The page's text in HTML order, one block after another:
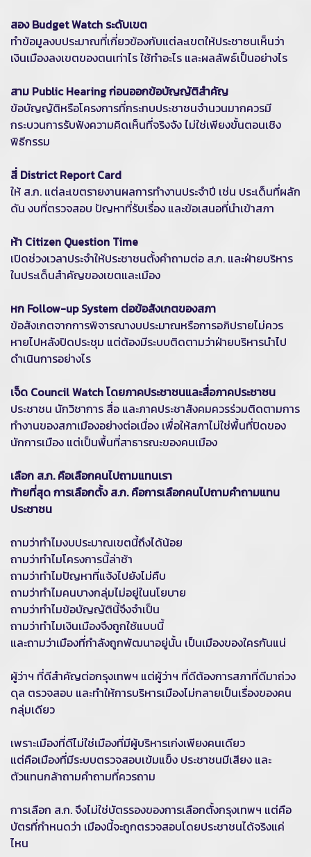
สอง Budget Watch ระดับเขต
ทำข้อมูลงบประมาณที่เกี่ยวข้องกับแต่ละเขตให้ประชาชนเห็นว่า
เงินเมืองลงเขตของตนเท่าไร ใช้ทำอะไร และผลลัพธ์เป็นอย่างไร
สาม Public Hearing ก่อนออกข้อบัญญัติสำคัญ
ข้อบัญญัติหรือโครงการที่กระทบประชาชนจำนวนมากควรมี
กระบวนการรับฟังความคิดเห็นที่จริงจัง ไม่ใช่เพียงขั้นตอนเชิง
พิธีกรรม
สี่ District Report Card
ให้ ส.ก. แต่ละเขตรายงานผลการทำงานประจำปี เช่น ประเด็นที่ผลัก
ดัน งบที่ตรวจสอบ ปัญหาที่รับเรื่อง และข้อเสนอที่นำเข้าสภา
ห้า Citizen Question Time
เปิดช่วงเวลาประจำให้ประชาชนตั้งคำถามต่อ ส.ก. และฝ่ายบริหาร
ในประเด็นสำคัญของเขตและเมือง
หก Follow-up System ต่อข้อสังเกตของสภา
ข้อสังเกตจากการพิจารณางบประมาณหรือการอภิปรายไม่ควร
หายไปหลังปิดประชุม แต่ต้องมีระบบติดตามว่าฝ่ายบริหารนำไป
ดำเนินการอย่างไร
เจ็ด Council Watch โดยภาคประชาชนและสื่อภาคประชาชน
ประชาชน นักวิชาการ สื่อ และภาคประชาสังคมควรร่วมติดตามการ
ทำงานของสภาเมืองอย่างต่อเนื่อง เพื่อให้สภาไม่ใช่พื้นที่ปิดของ
นักการเมือง แต่เป็นพื้นที่สาธารณะของคนเมือง
เลือก ส.ก. คือเลือกคนไปถามแทนเรา
ท้ายที่สุด การเลือกตั้ง ส.ก. คือการเลือกคนไปถามคำถามแทน
ประชาชน
ถามว่าทำไมงบประมาณเขตนี้ถึงได้น้อย
ถามว่าทำไมโครงการนี้ล่าช้า
ถามว่าทำไมปัญหาที่แจ้งไปยังไม่คืบ
ถามว่าทำไมคนบางกลุ่มไม่อยู่ในนโยบาย
ถามว่าทำไมข้อบัญญัตินี้จึงจำเป็น
ถามว่าทำไมเงินเมืองจึงถูกใช้แบบนี้
และถามว่าเมืองที่กำลังถูกพัฒนาอยู่นั้น เป็นเมืองของใครกันแน่
ผู้ว่าฯ ที่ดีสำคัญต่อกรุงเทพฯ แต่ผู้ว่าฯ ที่ดีต้องการสภาที่ดีมาถ่วง
ดุล ตรวจสอบ และทำให้การบริหารเมืองไม่กลายเป็นเรื่องของคน
กลุ่มเดียว
เพราะเมืองที่ดีไม่ใช่เมืองที่มีผู้บริหารเก่งเพียงคนเดียว
แต่คือเมืองที่มีระบบตรวจสอบเข้มแข็ง ประชาชนมีเสียง และ
ตัวแทนกล้าถามคำถามที่ควรถาม
การเลือก ส.ก. จึงไม่ใช่บัตรรองของการเลือกตั้งกรุงเทพฯ แต่คือ
บัตรที่กำหนดว่า เมืองนี้จะถูกตรวจสอบโดยประชาชนได้จริงแค่
ไหน